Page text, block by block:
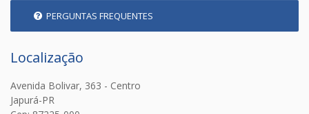
PERGUNTAS FREQUENTES
Localização
Avenida Bolivar, 363 - Centro
Japurá-PR